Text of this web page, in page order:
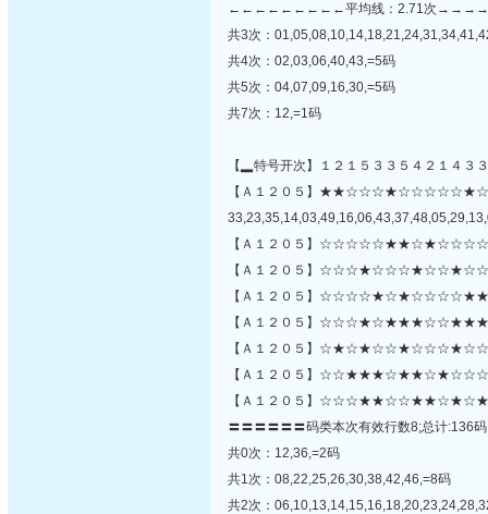
←←←←←←←←←平均线：2.71次
共3次：
共4次：02,03,06,40,43,=5码
共5次：04,07,09,16,30,=5码
共7次：12,=1码
【▂特号开次】１２１５３３５４２１４３
【Ａ１２０５】
【Ａ１２０５】
【Ａ１２０５】
【Ａ１２０５】
【Ａ１２０５】
【Ａ１２０５】
【Ａ１２０５】
【Ａ１２０５】
〓〓〓〓〓〓码类本次有效行数8;总计:136
共0次：12,36,=2码
共1次：08,22,25,26,30,38,42,46,=8码
共2次：